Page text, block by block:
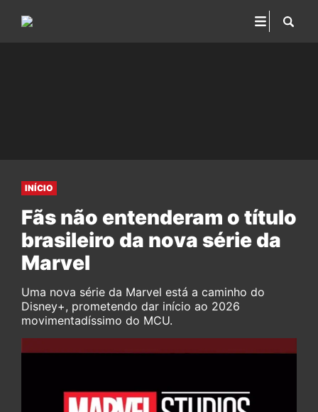
INÍCIO
Fãs não entenderam o título
brasileiro da nova série da
Marvel
Uma nova série da Marvel está a caminho do
Disney+, prometendo dar início ao 2026
movimentadíssimo do MCU.